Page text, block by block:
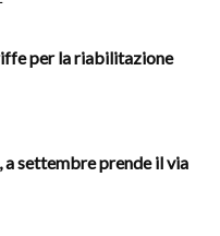
per la riabilitazione
a settembre prende il via